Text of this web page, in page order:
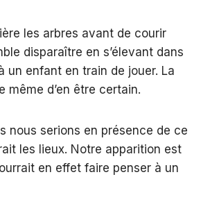
les arbres avant de courir
disparaître en s’élevant dans
un enfant en train de jouer. La
d’en être certain.
nous serions en présence de ce
les lieux. Notre apparition est
en effet faire penser à un